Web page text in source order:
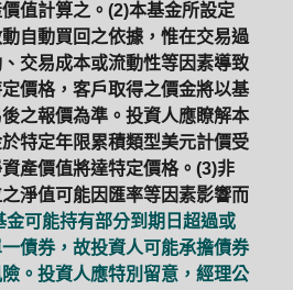
值計算之。(2)本基金所設定
自動買回之依據，惟在交易過
交易成本或流動性等因素導致
價格，客戶取得之價金將以基
之報價為準。投資人應瞭解本
特定年限累積類型美元計價受
產價值將達特定價格。(3)非
淨值可能因匯率等因素影響而
金可能持有部分到期日超過或
債券，故投資人可能承擔債券
。投資人應特別留意，經理公